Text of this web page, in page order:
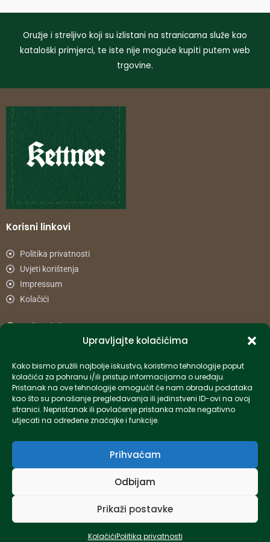
Upravljajte kolačićima
Kako bismo pružili najbolje iskustvo, koristimo tehnologije poput
kolačića za pohranu i/ili pristup informacijama o uređaju.
Pristanak na ove tehnologije omogućit će nam obradu podataka
kao što su ponašanje pregledavanja ili jedinstveni ID-ovi na ovoj
stranici. Nepristanak ili povlačenje pristanka može negativno
utjecati na određene značajke i funkcije.
Prihvaćam
Odbijam
Prikaži postavke
KolačićiPolitika privatnosti
Oružje i streljivo koji su izlistani na stranicama služe kao
kataloški primjerci, te iste nije moguće kupiti putem web
trgovine.
Korisni linkovi
Politika privatnosti
Uvjeti korištenja
Impressum
Kolačići
Načini plaćanja
Informacije
info-hr@kettner.com
© 2024 Kettner. Sva prava pridržana.